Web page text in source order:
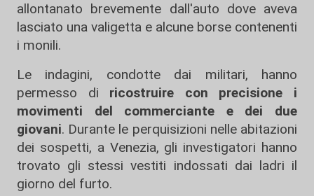
allontanato brevemente dall'auto dove aveva
lasciato una valigetta e alcune borse contenenti
i monili.
Le indagini, condotte dai militari, hanno
permesso di ricostruire con precisione i
movimenti del commerciante e dei due
giovani. Durante le perquisizioni nelle abitazioni
dei sospetti, a Venezia, gli investigatori hanno
trovato gli stessi vestiti indossati dai ladri il
giorno del furto.